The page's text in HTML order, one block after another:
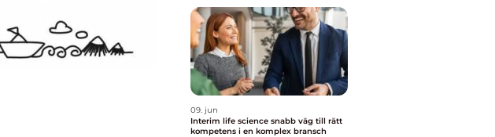
09. jun
Interim life science snabb väg till rätt
kompetens i en komplex bransch